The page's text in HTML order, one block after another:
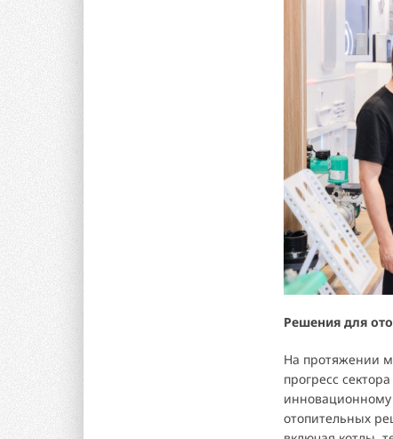
Решения для
На протяжении
прогресс
отопительных